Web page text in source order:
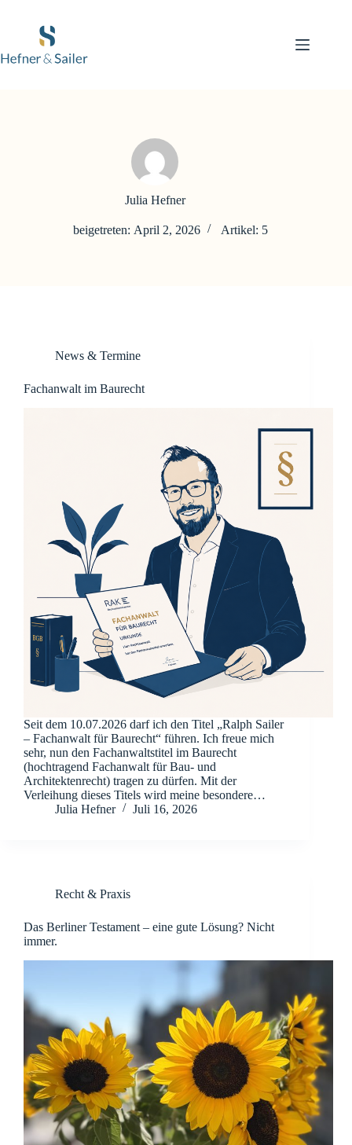
springen
Julia Hefner
beigetreten: April 2, 2026 Artikel: 5
News & Termine
Fachanwalt im Baurecht
Seit dem 10.07.2026 darf ich den Titel „Ralph Sailer
– Fachanwalt für Baurecht“ führen. Ich freue mich
sehr, nun den Fachanwaltstitel im Baurecht
(hochtragend Fachanwalt für Bau- und
Architektenrecht) tragen zu dürfen. Mit der
Verleihung dieses Titels wird meine besondere…
Julia Hefner
Juli 16, 2026
Recht & Praxis
Das Berliner Testament – eine gute Lösung? Nicht
immer.